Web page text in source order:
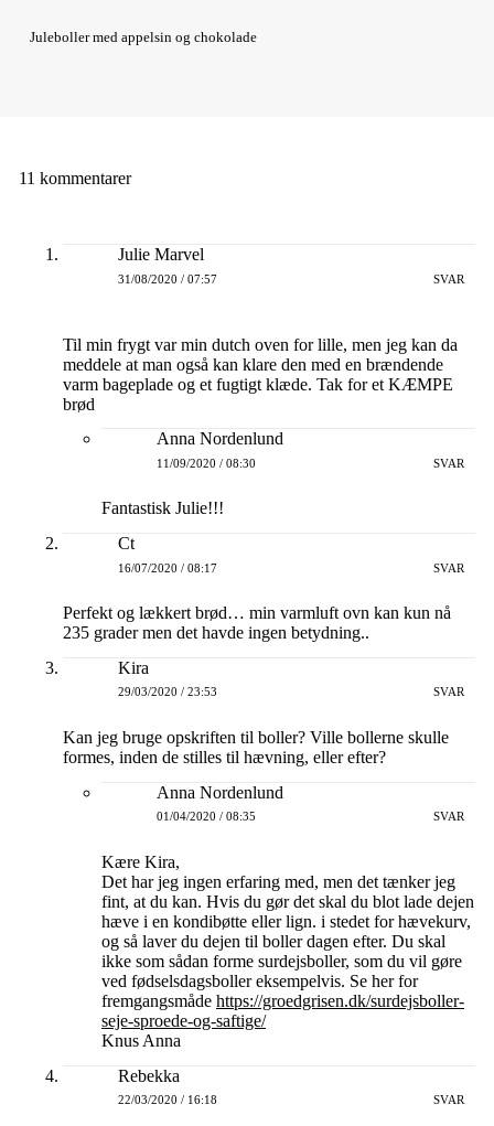
Juleboller med appelsin og chokolade
11 kommentarer
Julie Marvel
31/08/2020 / 07:57 SVAR
Til min frygt var min dutch oven for lille, men jeg kan da
meddele at man også kan klare den med en brændende
varm bageplade og et fugtigt klæde. Tak for et KÆMPE
brød
Anna Nordenlund
11/09/2020 / 08:30 SVAR
Fantastisk Julie!!!
Ct
16/07/2020 / 08:17 SVAR
Perfekt og lækkert brød… min varmluft ovn kan kun nå
235 grader men det havde ingen betydning..
Kira
29/03/2020 / 23:53 SVAR
Kan jeg bruge opskriften til boller? Ville bollerne skulle
formes, inden de stilles til hævning, eller efter?
Anna Nordenlund
01/04/2020 / 08:35 SVAR
Kære Kira,
Det har jeg ingen erfaring med, men det tænker jeg
fint, at du kan. Hvis du gør det skal du blot lade dejen
hæve i en kondibøtte eller lign. i stedet for hævekurv,
og så laver du dejen til boller dagen efter. Du skal
ikke som sådan forme surdejsboller, som du vil gøre
ved fødselsdagsboller eksempelvis. Se her for
fremgangsmåde https://groedgrisen.dk/surdejsboller-
seje-sproede-og-saftige/
Knus Anna
Rebekka
22/03/2020 / 16:18 SVAR